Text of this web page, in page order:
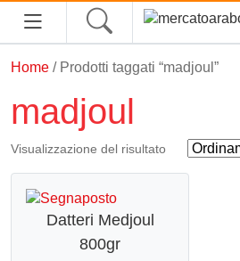
ALIMENTARI
COSMESI
PROFUMI ARABI
Home / Prodotti taggati “madjoul”
madjoul
Visualizzazione del risultato
Datteri Medjoul
800gr